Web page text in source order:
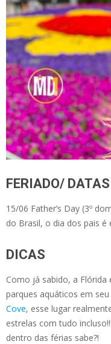
FERIADO/
15/06 Father’s Day (3º
do Brasil, o dia dos pais é
DICAS
Como já sabido, a
parques aquáticos em
Cove, esse lugar
estrelas com tudo
dentro das férias sabe?!